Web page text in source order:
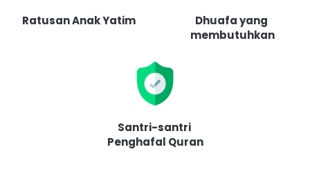
Ratusan Anak Yatim
Dhuafa yang
membutuhkan
Santri-santri
Penghafal Quran